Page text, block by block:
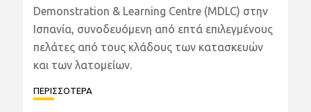
Demonstration & Learning Centre (MDLC) στην
Ισπανία, συνοδευόμενη από επτά επιλεγμένους
πελάτες από τους κλάδους των κατασκευών
και των λατομείων.
ΠΕΡΙΣΣΟΤΕΡΑ